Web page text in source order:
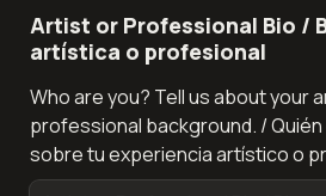
Artist or Professional Bio /
artística o profesional
Who are you? Tell us about your
professional background. /
sobre tu experiencia artístico o